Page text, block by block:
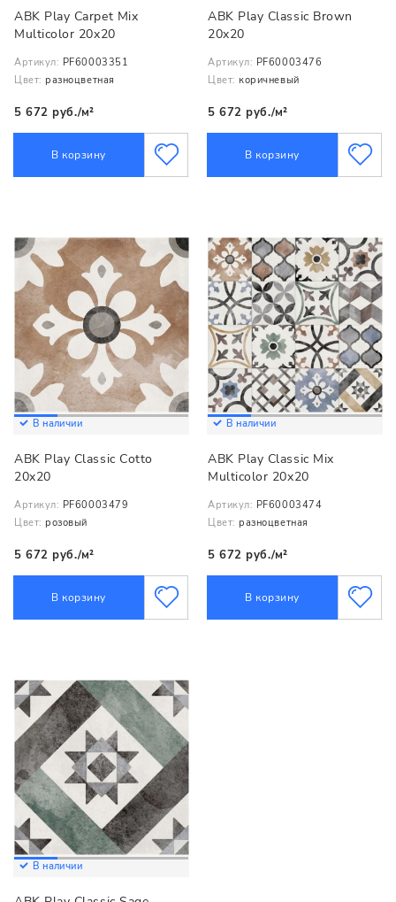
ABK Play Carpet Mix
Multicolor 20x20
Артикул: PF60003351
Цвет: разноцветная
5 672 руб./м²
В корзину
ABK Play Classic Brown
20x20
Артикул: PF60003476
Цвет: коричневый
5 672 руб./м²
В корзину
В наличии
ABK Play Classic Cotto
20x20
Артикул: PF60003479
Цвет: розовый
5 672 руб./м²
В корзину
В наличии
ABK Play Classic Mix
Multicolor 20x20
Артикул: PF60003474
Цвет: разноцветная
5 672 руб./м²
В корзину
В наличии